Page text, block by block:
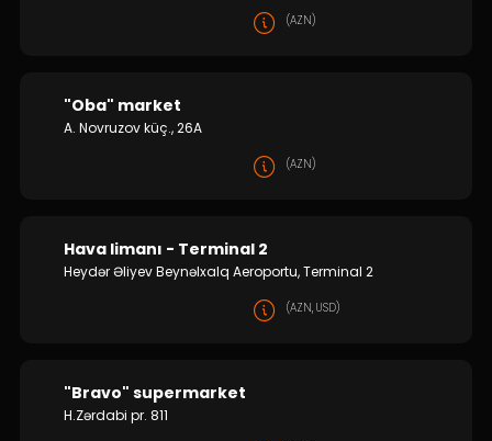
(AZN)
"Oba" market
A. Novruzov küç., 26A
(AZN)
Hava limanı - Terminal 2
Heydər Əliyev Beynəlxalq Aeroportu, Terminal 2
(AZN, USD)
"Bravo" supermarket
H.Zərdabi pr. 811